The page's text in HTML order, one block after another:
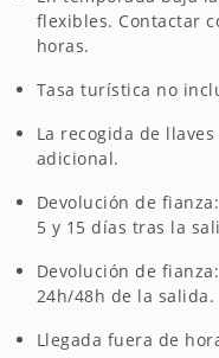
flexibles. Contactar
horas.
Tasa turística no
La recogida de
adicional.
Devolución de
5 y 15 días tras la
Devolución de
24h/48h de la salida.
Llegada fuera de